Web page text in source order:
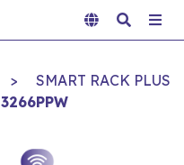
>
SMART RACK PLUS
3266PPW